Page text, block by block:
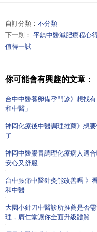
自訂分類： 不分類
下一則： 平鎮中醫減肥療程心
值得一試
你可能會有興趣的文章：
台中中醫養卵備孕門診》想找
和中醫」
神岡化療後中醫調理推薦》想
了
神岡中醫腸胃調理化療病人適
安心又舒服
台中腰痛中醫針灸能改善嗎 》
和中醫
大園小針刀中醫診所推薦是否
理，廣仁堂讓你全面升級體質